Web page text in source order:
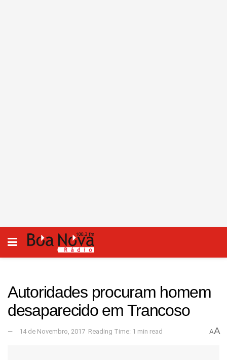
Autoridades procuram homem
desaparecido em Trancoso
14 de Novembro, 2017 Reading Time: 1 min read AA